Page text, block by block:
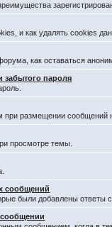
и как удалять cookies
как оставаться
забытого пароля
при размещении сообщений
просмотре темы.
сообщений
были добавлены ответы